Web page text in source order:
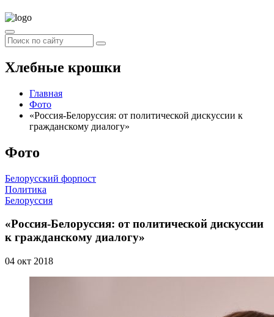
Хлебные крошки
Главная
Фото
«Россия-Белоруссия: от политической дискуссии к
гражданскому диалогу»
Фото
Белорусский форпост
Политика
Белоруссия
«Россия-Белоруссия: от политической дискуссии
к гражданскому диалогу»
04 окт 2018